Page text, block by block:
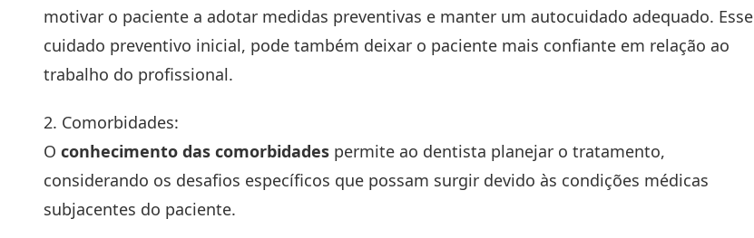
motivar o paciente a adotar medidas preventivas e manter um autocuidado adequado. Esse
cuidado preventivo inicial, pode também deixar o paciente mais confiante em relação ao
trabalho do profissional.
2. Comorbidades:
O conhecimento das comorbidades permite ao dentista planejar o tratamento,
considerando os desafios específicos que possam surgir devido às condições médicas
subjacentes do paciente.